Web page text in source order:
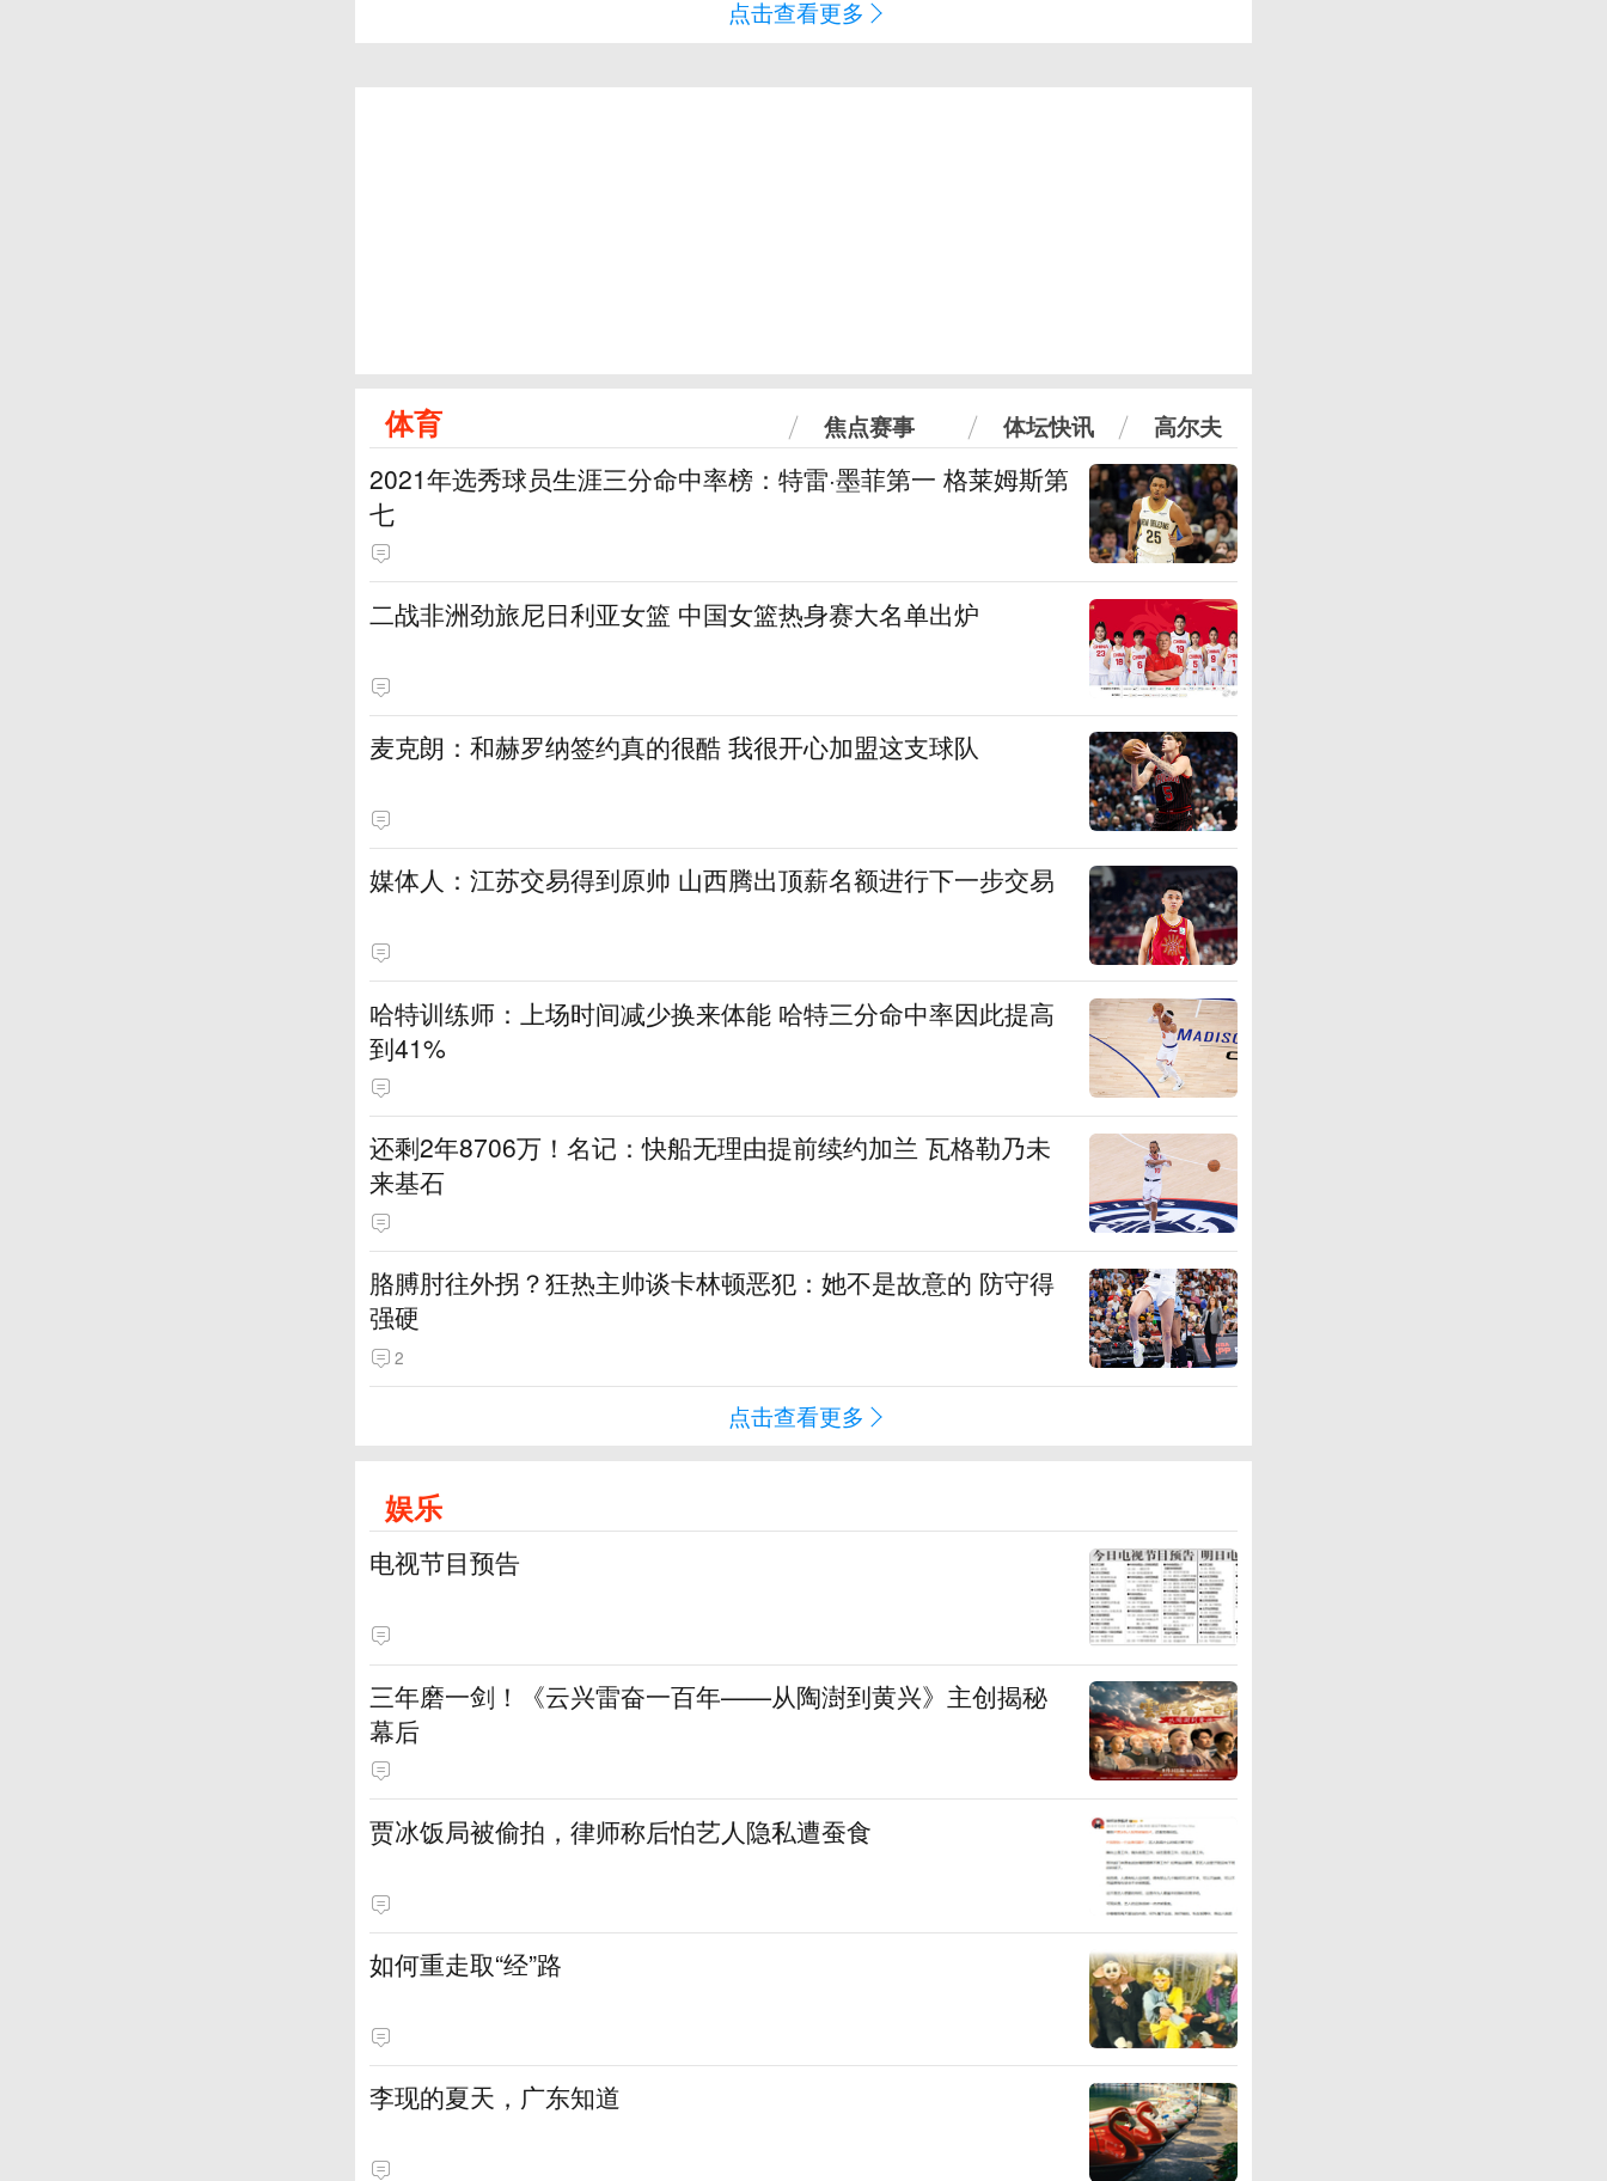
点击查看更多
体育 焦点赛事 体坛快讯 高尔夫
2021年选秀球员生涯三分命中率榜：特雷·墨菲第一 格莱姆斯第
七
二战非洲劲旅尼日利亚女篮 中国女篮热身赛大名单出炉
麦克朗：和赫罗纳签约真的很酷 我很开心加盟这支球队
媒体人：江苏交易得到原帅 山西腾出顶薪名额进行下一步交易
哈特训练师：上场时间减少换来体能 哈特三分命中率因此提高
到41%
还剩2年8706万！名记：快船无理由提前续约加兰 瓦格勒乃未
来基石
胳膊肘往外拐？狂热主帅谈卡林顿恶犯：她不是故意的 防守得
强硬
2
点击查看更多
娱乐
电视节目预告
三年磨一剑！《云兴雷奋一百年——从陶澍到黄兴》主创揭秘
幕后
贾冰饭局被偷拍，律师称后怕艺人隐私遭蚕食
如何重走取“经”路
李现的夏天，广东知道